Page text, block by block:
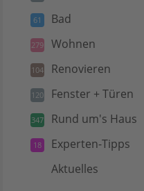
61 Bad
279 Wohnen
104 Renovieren
120 Fenster + Türen
347 Rund um's Haus
18 Experten-Tipps
Aktuelles